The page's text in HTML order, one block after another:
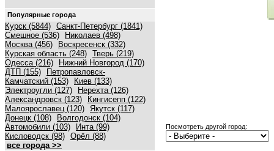
Популярные города
Курск (5844) Санкт-Петербург (1841)
Смешное (536)
Николаев (498)
Москва (456)
Воскресенск (332)
Курская область (248) Тверь (219)
Одесса (216)
Нижний Новгород (170)
ДТП (155)
Петропавловск-
Камчатский (153)
Киев (133)
Электроугли (127)
Нерехта (126)
Александровск (123)
Кингисепп (122)
Малоярославец (120) Якутск (117)
Донецк (108)
Волгодонск (104)
Автомобили (103)
Инта (99)
Кисловодск (98) Орёл (88)
все города >>
Посмотреть другой город: